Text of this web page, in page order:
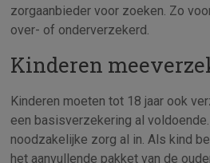
zorgaanbieder voor zoeken. Zo
over- of onderverzekerd.
Kinderen
Kinderen moeten tot 18 jaar ook
een basisverzekering al
noodzakelijke zorg al in. Als kind
het aanvullende pakket van de